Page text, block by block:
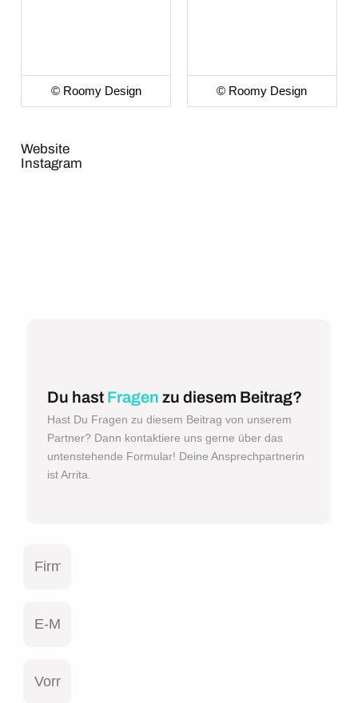
© Roomy Design © Roomy Design
Website
Instagram
Du hast Fragen zu diesem Beitrag?
Hast Du Fragen zu diesem Beitrag von unserem
Partner? Dann kontaktiere uns gerne über das
untenstehende Formular! Deine Ansprechpartnerin
ist Arrita.